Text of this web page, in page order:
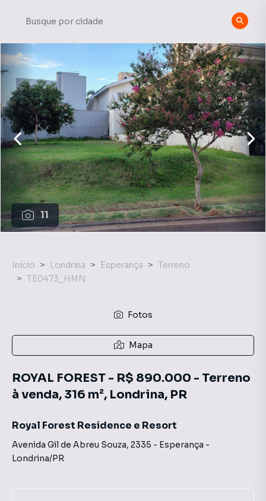
11
Início Londrina Esperança
Terreno
TE0473_HMN
Fotos
Mapa
ROYAL FOREST - R$ 890.000 - Terreno
à venda, 316 m², Londrina, PR
Royal Forest Residence e Resort
Avenida Gil de Abreu Souza, 2335 - Esperança -
Londrina/PR